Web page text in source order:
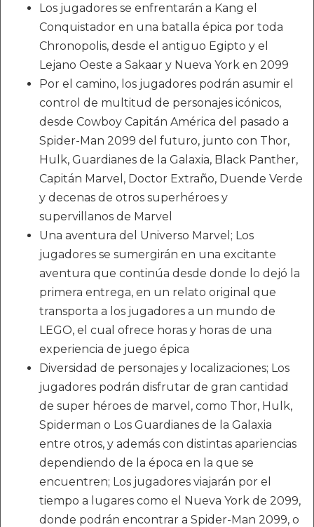
Los jugadores se enfrentarán a Kang el
Conquistador en una batalla épica por toda
Chronopolis, desde el antiguo Egipto y el
Lejano Oeste a Sakaar y Nueva York en 2099
Por el camino, los jugadores podrán asumir el
control de multitud de personajes icónicos,
desde Cowboy Capitán América del pasado a
Spider-Man 2099 del futuro, junto con Thor,
Hulk, Guardianes de la Galaxia, Black Panther,
Capitán Marvel, Doctor Extraño, Duende Verde
y decenas de otros superhéroes y
supervillanos de Marvel
Una aventura del Universo Marvel; Los
jugadores se sumergirán en una excitante
aventura que continúa desde donde lo dejó la
primera entrega, en un relato original que
transporta a los jugadores a un mundo de
LEGO, el cual ofrece horas y horas de una
experiencia de juego épica
Diversidad de personajes y localizaciones; Los
jugadores podrán disfrutar de gran cantidad
de super héroes de marvel, como Thor, Hulk,
Spiderman o Los Guardianes de la Galaxia
entre otros, y además con distintas apariencias
dependiendo de la época en la que se
encuentren; Los jugadores viajarán por el
tiempo a lugares como el Nueva York de 2099,
donde podrán encontrar a Spider-Man 2099, o